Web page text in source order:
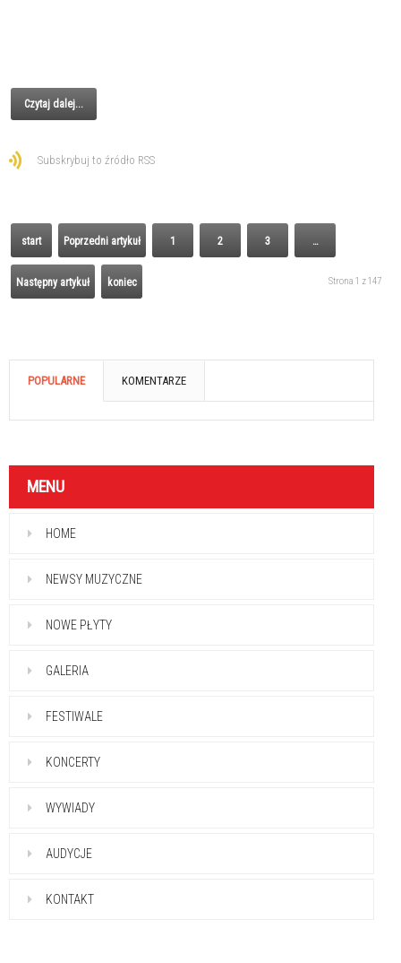
Czytaj dalej...
Subskrybuj to źródło RSS
start Poprzedni artykuł 1 2 3 …
Następny artykuł koniec Strona 1 z 147
POPULARNE KOMENTARZE
MENU
HOME
NEWSY MUZYCZNE
NOWE PŁYTY
GALERIA
FESTIWALE
KONCERTY
WYWIADY
AUDYCJE
KONTAKT